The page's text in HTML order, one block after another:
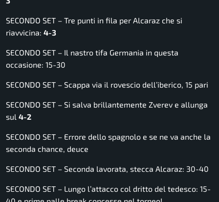
SECONDO SET – Tre punti in fila per Alcaraz che si
riavvicina: 4-3
SECONDO SET – Il nastro tifa Germania in questa
occasione: 15-30
SECONDO SET – Scappa via il rovescio dell’iberico, 15 pari
SECONDO SET – Si salva brillantemente Zverev e allunga
sul 4-2
SECONDO SET – Errore dello spagnolo e se ne va anche la
seconda chance, deuce
SECONDO SET – Seconda lavorata, stecca Alcaraz: 30-40
SECONDO SET – Lungo l’attacco col dritto del tedesco: 15-